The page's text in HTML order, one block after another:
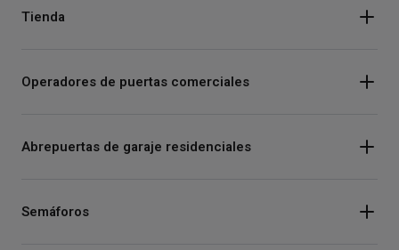
Tienda
Operadores de puertas comerciales
Abrepuertas de garaje residenciales
Semáforos